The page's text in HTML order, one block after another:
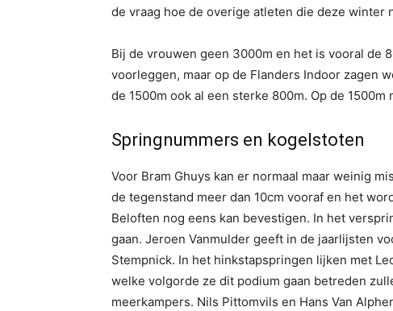
de vraag hoe de overige atleten die deze
Bij de vrouwen geen 3000m en het is vooral de
voorleggen, maar op de Flanders Indoor zagen
de 1500m ook al een sterke 800m. Op de
Springnummers en kogelstoten
Voor Bram Ghuys kan er normaal maar weinig
de tegenstand meer dan 10cm vooraf en het
Beloften nog eens kan bevestigen. In het
gaan. Jeroen Vanmulder geeft in de jaarlijsten
Stempnick. In het hinkstapspringen lijken met
welke volgorde ze dit podium gaan betreden
meerkampers. Nils Pittomvils en Hans Van